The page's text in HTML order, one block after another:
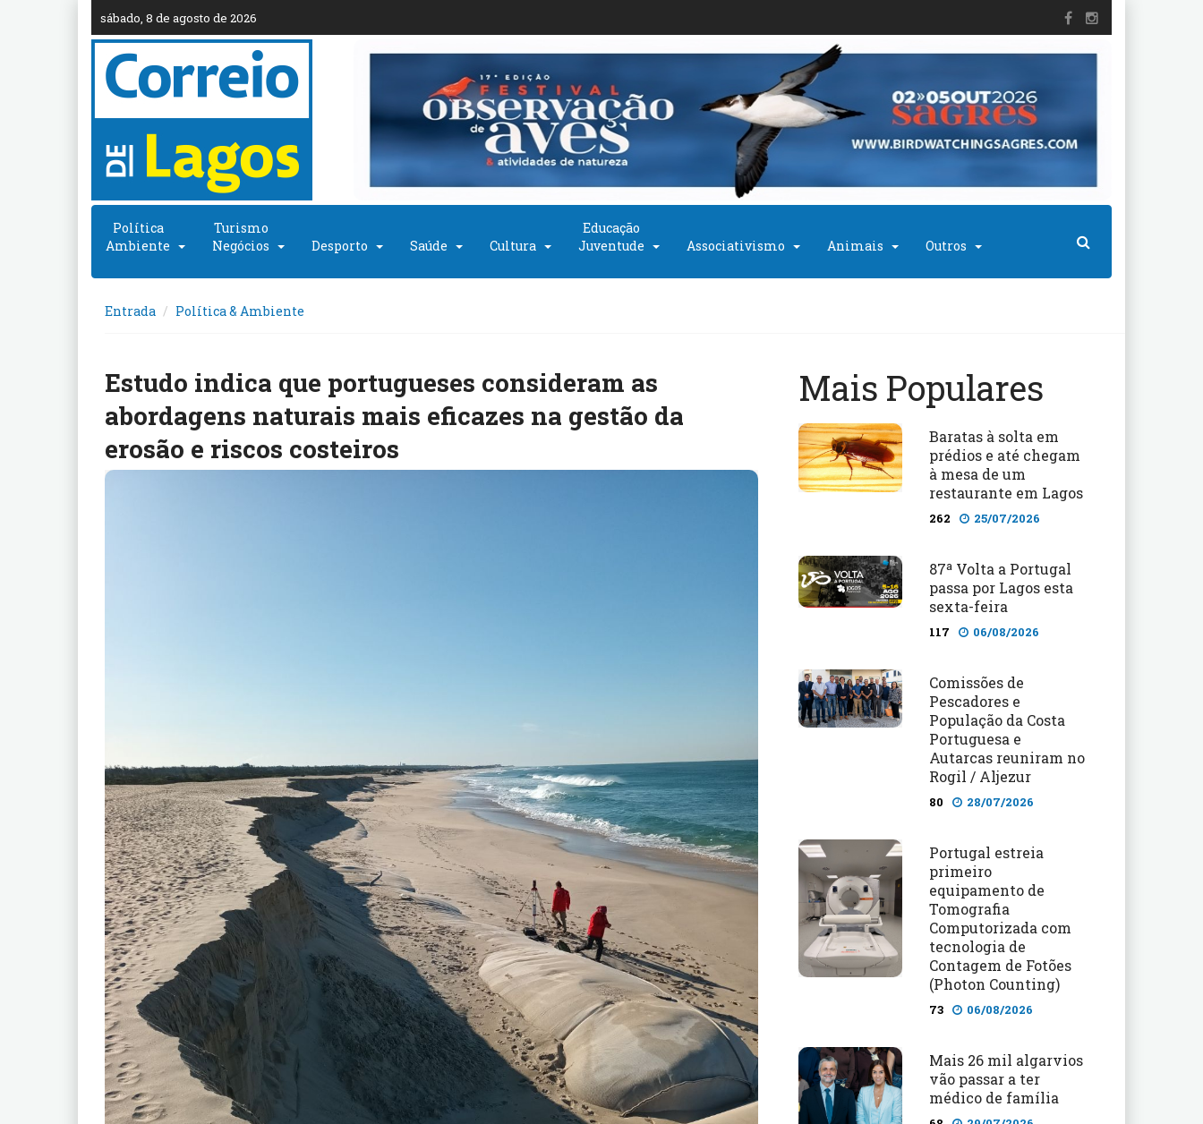
sábado, 8 de agosto de 2026
Política
Ambiente
Turismo
Negócios
Desporto Saúde Cultura
Educação
Juventude
Associativismo Animais Outros
Entrada Política & Ambiente
Estudo indica que portugueses consideram as
abordagens naturais mais eficazes na gestão da
erosão e riscos costeiros
Mais Populares
Baratas à solta em
prédios e até chegam
à mesa de um
restaurante em Lagos
262 25/07/2026
87ª Volta a Portugal
passa por Lagos esta
sexta-feira
117 06/08/2026
Comissões de
Pescadores e
População da Costa
Portuguesa e
Autarcas reuniram no
Rogil / Aljezur
80 28/07/2026
Portugal estreia
primeiro
equipamento de
Tomografia
Computorizada com
tecnologia de
Contagem de Fotões
(Photon Counting)
73 06/08/2026
Mais 26 mil algarvios
vão passar a ter
médico de família